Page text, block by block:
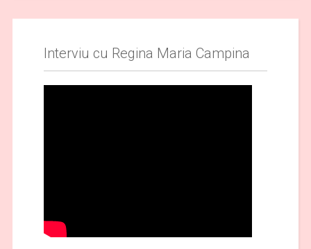
Interviu cu Regina Maria Campina